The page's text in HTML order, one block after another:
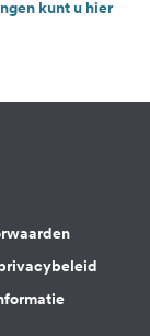
kunt u hier